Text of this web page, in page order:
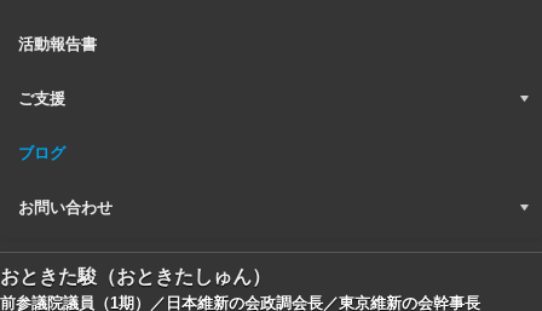
活動報告書
ご支援
ブログ
お問い合わせ
おときた駿（おときたしゅん）
前参議院議員（1期）／日本維新の会政調会長／東京維新の会幹事長